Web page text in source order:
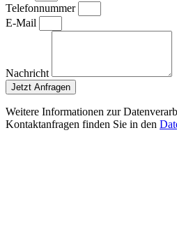
Telefonnummer
E-Mail
Nachricht
Jetzt Anfragen
Weitere Informationen zur
Kontaktanfragen finden Sie in den